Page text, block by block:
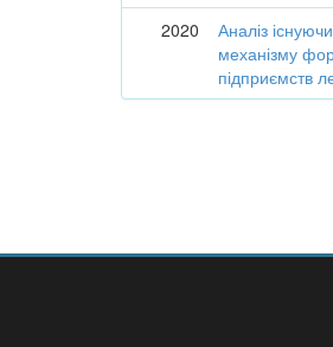
2020
Аналіз
механізму
підприємств